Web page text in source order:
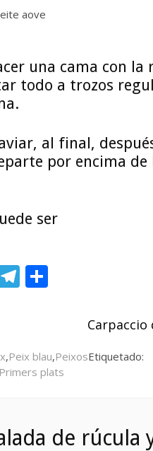
aove
una cama con la
todo a trozos
al final,
por encima
ser
Telegram
Carpaccio
,Peix blau,PeixosEtiquetado:
Primers plats
de rúcula